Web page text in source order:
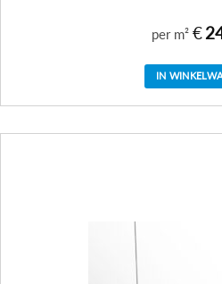
per m² €
IN